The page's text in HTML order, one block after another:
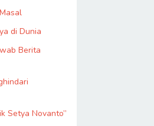
di Dunia
Berita
Setya Novanto”